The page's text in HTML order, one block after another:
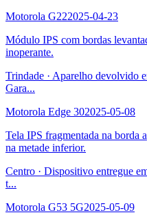
Motorola G222025-04-23
Módulo IPS com bordas
inoperante.
Trindade · Aparelho devolvido
Gara...
Motorola Edge 302025-05-08
Tela IPS fragmentada na borda
na metade inferior.
Centro · Dispositivo entregue
t...
Motorola G53 5G2025-05-09